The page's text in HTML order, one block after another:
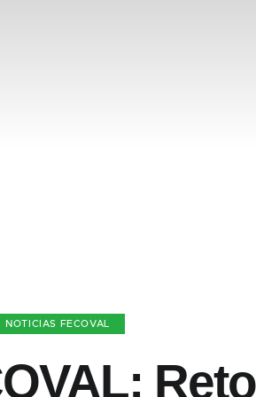
NOTICIAS FECOVAL